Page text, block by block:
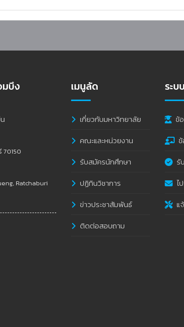
บึง
70150
Ratchaburi
เมนูลัด
เกี่ยวกับมหาวิทยาลัย
คณะและหน่วยงาน
รับสมัครนักศึกษา
ปฏิทินวิชาการ
ข่าวประชาสัมพันธ์
ติดต่อสอบถาม
ระบ
ข้
รั
ไ
แ